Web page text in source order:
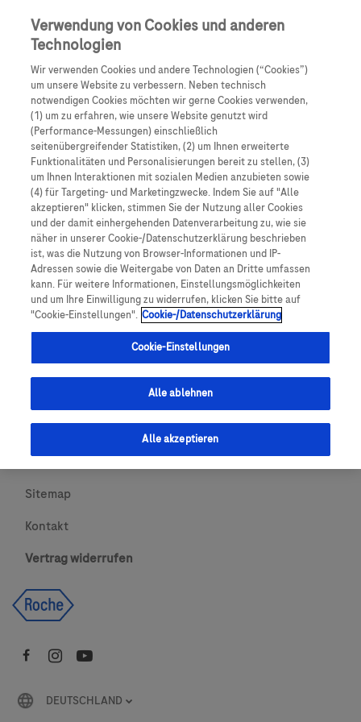
Skip to main content 0
Produkte Artikel
Es tut uns leid, aber es gibt keine Ergebnisse für:
Über Roche
Impressum
Rechtliche Hinweise
Datenschutz
Cookie-Einstellungen
Urheberrecht
Newsletter abonnieren
Sitemap
Kontakt
Vertrag widerrufen
DEUTSCHLAND
Verwendung von Cookies und anderen
Technologien
Wir verwenden Cookies und andere Technologien (“Cookies”)
um unsere Website zu verbessern. Neben technisch
notwendigen Cookies möchten wir gerne Cookies verwenden,
(1) um zu erfahren, wie unsere Website genutzt wird
(Performance-Messungen) einschließlich
seitenübergreifender Statistiken, (2) um Ihnen erweiterte
Funktionalitäten und Personalisierungen bereit zu stellen, (3)
um Ihnen Interaktionen mit sozialen Medien anzubieten sowie
(4) für Targeting- und Marketingzwecke. Indem Sie auf "Alle
akzeptieren" klicken, stimmen Sie der Nutzung aller Cookies
und der damit einhergehenden Datenverarbeitung zu, wie sie
näher in unserer Cookie-/Datenschutzerklärung beschrieben
ist, was die Nutzung von Browser-Informationen und IP-
Adressen sowie die Weitergabe von Daten an Dritte umfassen
kann. Für weitere Informationen, Einstellungsmöglichkeiten
und um Ihre Einwilligung zu widerrufen, klicken Sie bitte auf
"Cookie-Einstellungen". Cookie-/Datenschutzerklärung
Cookie-Einstellungen
Alle ablehnen
Alle akzeptieren